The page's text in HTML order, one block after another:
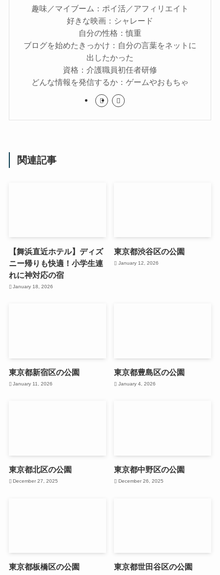
趣味／マイブーム：ポイ活／アフィリエイト
好きな映画：シャレード
自分の性格：慎重
ブログを始めたきっかけ：自分の言葉をネットに
出したかった
資格：介護職員初任者研修
どんな情報を発信するか：ゲームやおもちゃ
関連記事
【舞浜直近ホテル】ディズ
ニー帰りも快適！小学生連
れに神対応の宿
January 18, 2026
東京都渋谷区の公園
January 12, 2026
東京都新宿区の公園
January 11, 2026
東京都豊島区の公園
January 4, 2026
東京都北区の公園
December 27, 2025
東京都中野区の公園
December 26, 2025
東京都板橋区の公園 東京都世田谷区の公園